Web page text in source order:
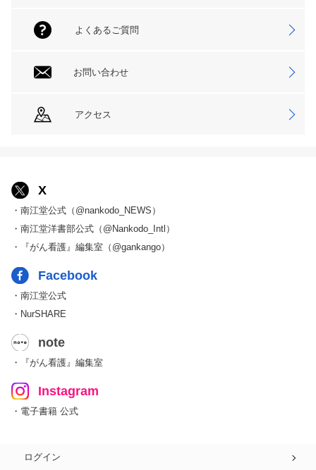
よくあるご質問
お問い合わせ
アクセス
X
・南江堂公式（@nankodo_NEWS）
・南江堂洋書部公式（@Nankodo_Intl）
・『がん看護』編集室（@gankango）
Facebook
・南江堂公式
・NurSHARE
note
・『がん看護』編集室
Instagram
・電子書籍 公式
ログイン